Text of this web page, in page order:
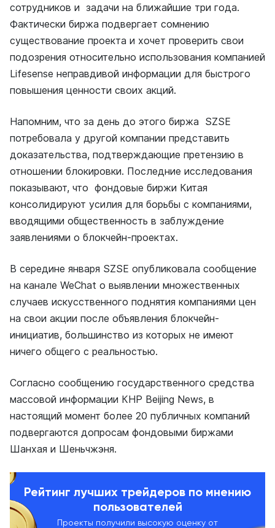
сотрудников и задачи на ближайшие три года.
Фактически биржа подвергает сомнению
существование проекта и хочет проверить свои
подозрения относительно использования компанией
Lifesense неправдивой информации для быстрого
повышения ценности своих акций.
Напомним, что за день до этого биржа SZSE
потребовала у другой компании представить
доказательства, подтверждающие претензию в
отношении блокировки. Последние исследования
показывают, что фондовые биржи Китая
консолидируют усилия для борьбы с компаниями,
вводящими общественность в заблуждение
заявлениями о блокчейн-проектах.
В середине января SZSE опубликовала сообщение
на канале WeChat о выявлении множественных
случаев искусственного поднятия компаниями цен
на свои акции после объявления блокчейн-
инициатив, большинство из которых не имеют
ничего общего с реальностью.
Согласно сообщению государственного средства
массовой информации КНР Beijing News, в
настоящий момент более 20 публичных компаний
подвергаются допросам фондовыми биржами
Шанхая и Шеньчжэня.
Рейтинг лучших трейдеров по мнению
пользователей
Проекты получили высокую оценку от